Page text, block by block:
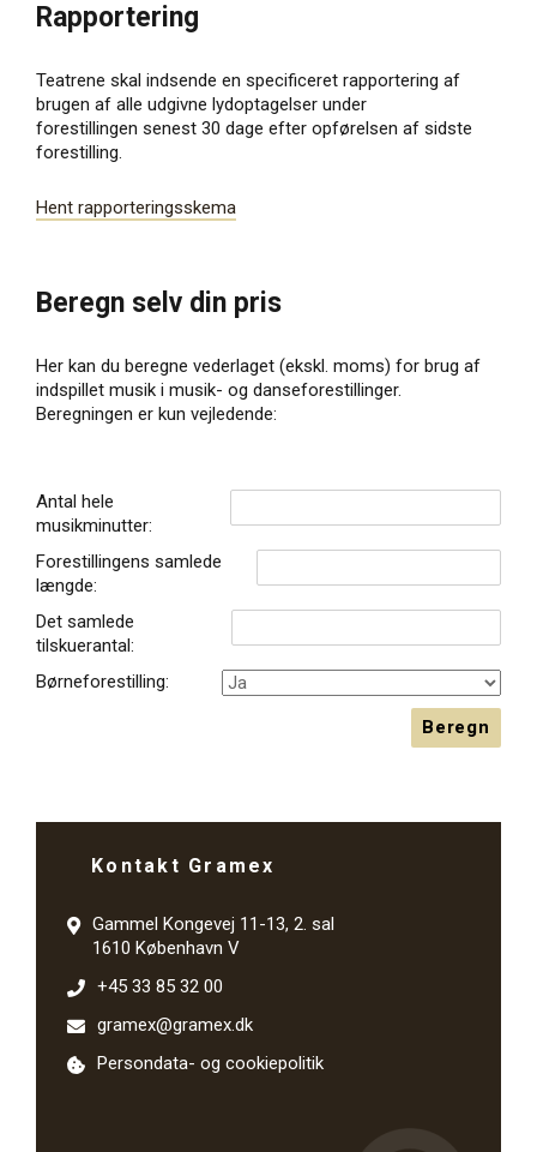
Rapportering
Teatrene skal indsende en specificeret rapportering af
brugen af alle udgivne lydoptagelser under
forestillingen senest 30 dage efter opførelsen af sidste
forestilling.
Hent rapporteringsskema
Beregn selv din pris
Her kan du beregne vederlaget (ekskl. moms) for brug af
indspillet musik i musik- og danseforestillinger.
Beregningen er kun vejledende:
Antal hele
musikminutter:
Forestillingens samlede
længde:
Det samlede
tilskuerantal:
Børneforestilling:
Beregn
Kontakt Gramex
Gammel Kongevej 11-13, 2. sal
1610 København V
+45 33 85 32 00
gramex@gramex.dk
Persondata- og cookiepolitik